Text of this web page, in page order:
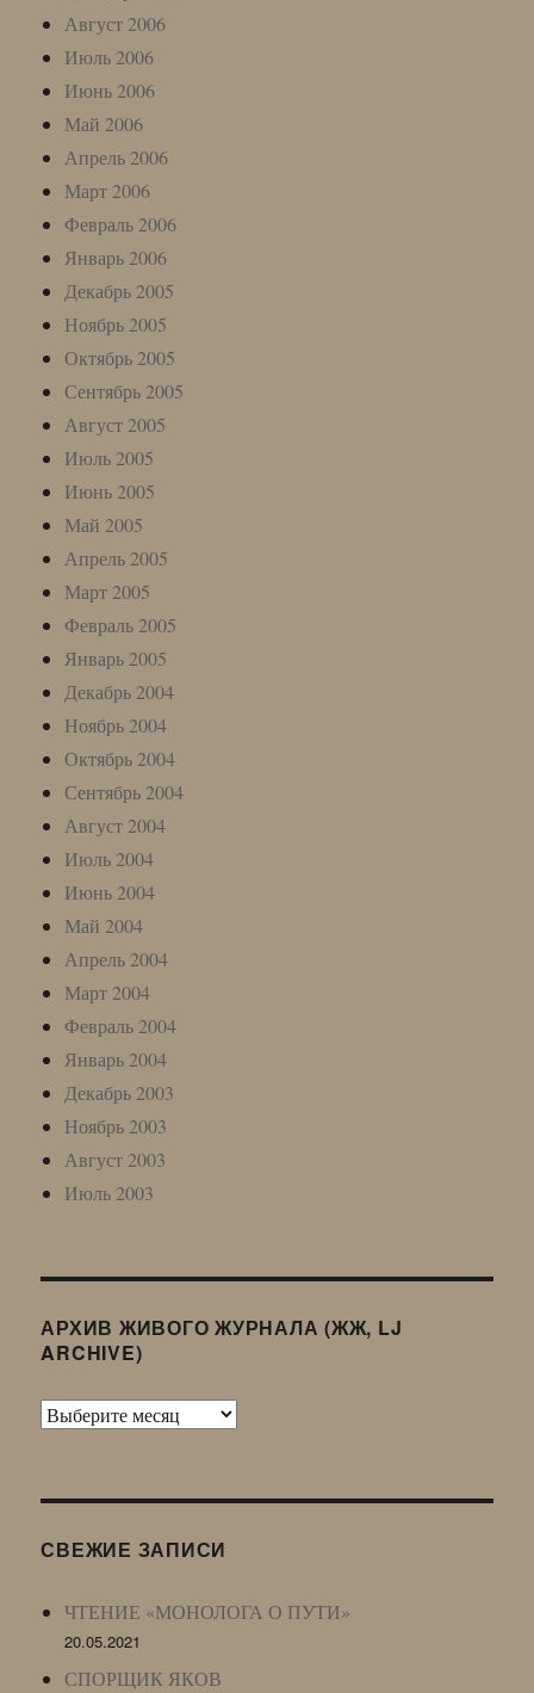
Август 2006
Июль 2006
Июнь 2006
Май 2006
Апрель 2006
Март 2006
Февраль 2006
Январь 2006
Декабрь 2005
Ноябрь 2005
Октябрь 2005
Сентябрь 2005
Август 2005
Июль 2005
Июнь 2005
Май 2005
Апрель 2005
Март 2005
Февраль 2005
Январь 2005
Декабрь 2004
Ноябрь 2004
Октябрь 2004
Сентябрь 2004
Август 2004
Июль 2004
Июнь 2004
Май 2004
Апрель 2004
Март 2004
Февраль 2004
Январь 2004
Декабрь 2003
Ноябрь 2003
Август 2003
Июль 2003
АРХИВ ЖИВОГО ЖУРНАЛА (ЖЖ, LJ
ARCHIVE)
Архив
LJ
СВЕЖИЕ ЗАПИСИ
ЧТЕНИЕ «МОНОЛОГА О ПУТИ»
20.05.2021
СПОРЩИК ЯКОВ